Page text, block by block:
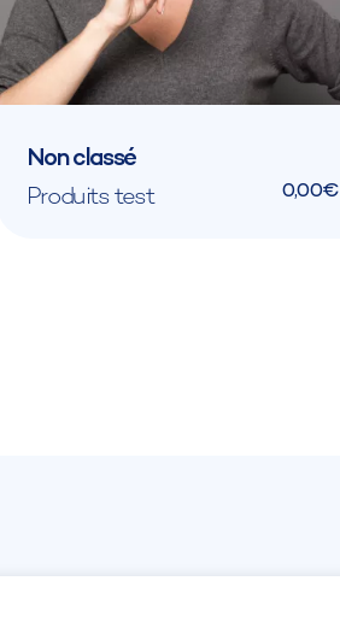
Non classé
Produits test 0,00€